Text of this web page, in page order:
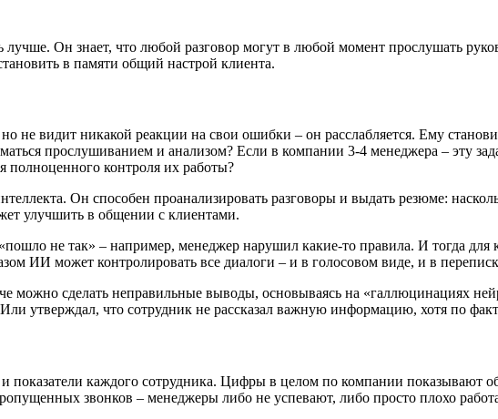
лучше. Он знает, что любой разговор могут в любой момент прослушать
в памяти общий настрой клиента.
не видит никакой реакции на свои ошибки – он расслабляется. Ему
прослушиванием и анализом? Если в компании 3-4 менеджера – эту
полноценного контроля их работы?
Он способен проанализировать разговоры и выдать резюме:
улучшить в общении с клиентами.
не так» – например, менеджер нарушил какие-то правила. И тогда для
ИИ может контролировать все диалоги – и в голосовом виде, и в
можно сделать неправильные выводы, основываясь на «галлюцинациях
Или утверждал, что сотрудник не рассказал важную информацию, хотя по
показатели каждого сотрудника. Цифры в целом по компании показывают
звонков – менеджеры либо не успевают, либо просто плохо